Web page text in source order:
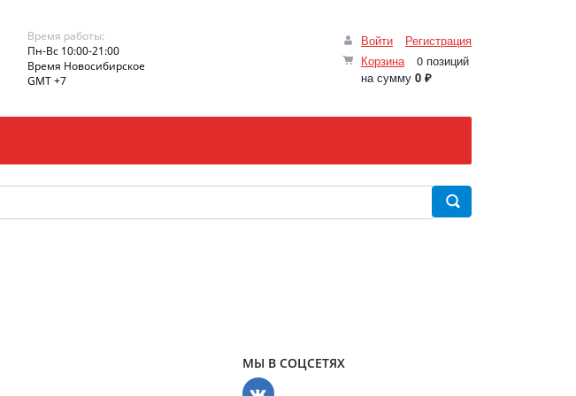
Войти
Регистрация
Корзина
0 позиций
на сумму 0 ₽
Время работы:
Пн-Вс 10:00-21:00
Время Новосибирское
GMT +7
МЫ В СОЦСЕТЯХ